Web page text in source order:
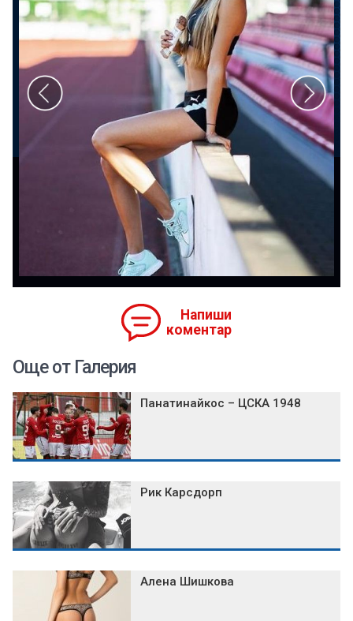
Напиши
коментар
Още от Галерия
Панатинайкос – ЦСКА 1948
Рик Карсдорп
Алена Шишкова